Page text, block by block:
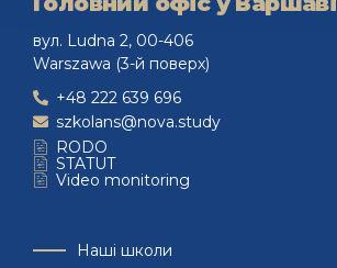
вул. Ludna 2, 00-406
Warszawa (3-й поверх)
+48 222 639 696
szkolans@nova.study
RODO
STATUT
Video monitoring
Наші школи